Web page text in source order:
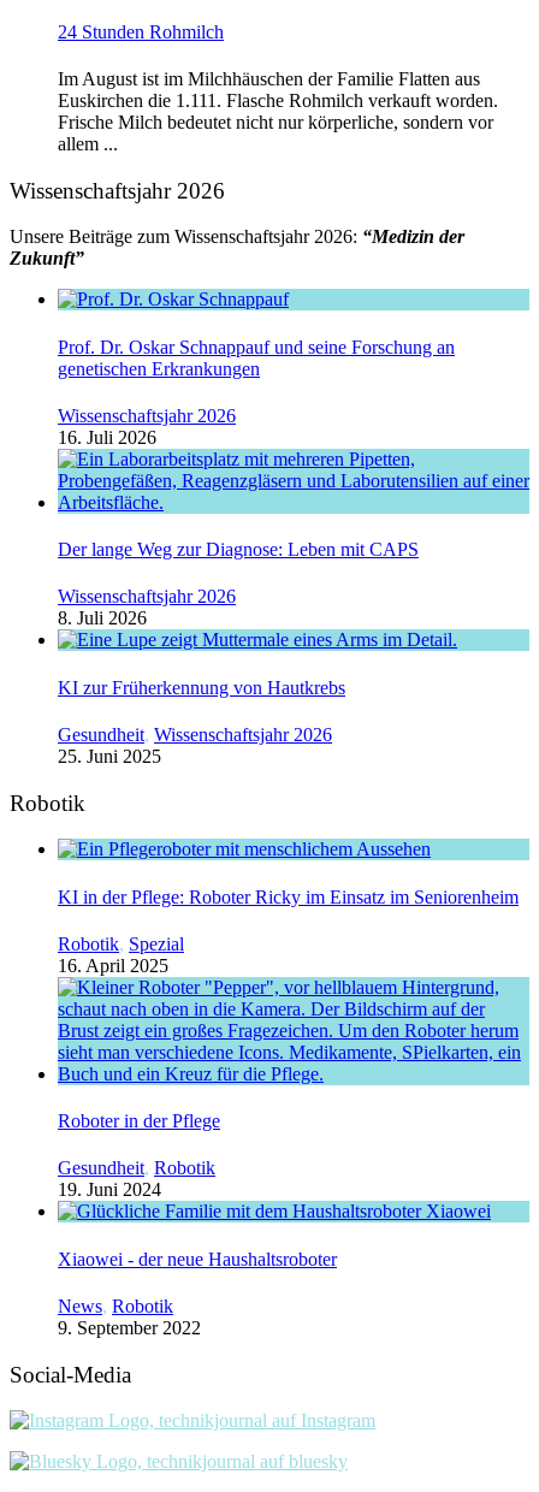
24 Stunden Rohmilch
Im August ist im Milchhäuschen der Familie Flatten aus
Euskirchen die 1.111. Flasche Rohmilch verkauft worden.
Frische Milch bedeutet nicht nur körperliche, sondern vor
allem ...
Wissenschaftsjahr 2026
Unsere Beiträge zum Wissenschaftsjahr 2026: “Medizin der
Zukunft”
Prof. Dr. Oskar Schnappauf und seine Forschung an
genetischen Erkrankungen
Wissenschaftsjahr 2026
16. Juli 2026
Der lange Weg zur Diagnose: Leben mit CAPS
Wissenschaftsjahr 2026
8. Juli 2026
KI zur Früherkennung von Hautkrebs
Gesundheit, Wissenschaftsjahr 2026
25. Juni 2025
Robotik
KI in der Pflege: Roboter Ricky im Einsatz im Seniorenheim
Robotik, Spezial
16. April 2025
Roboter in der Pflege
Gesundheit, Robotik
19. Juni 2024
Xiaowei - der neue Haushaltsroboter
News, Robotik
9. September 2022
Social-Media